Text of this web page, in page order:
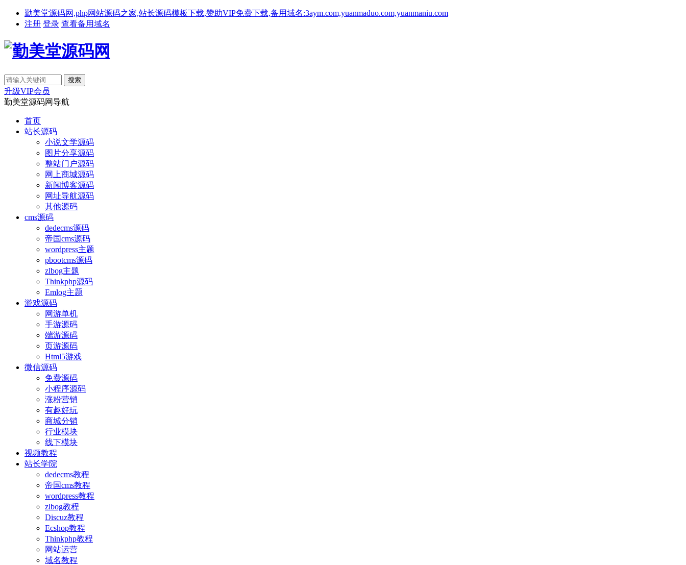
勤美堂源码网,php网站源码之家,站长源码模板下载,赞助VIP免费下载,备用域名:3aym.com,yuanmaduo.com,yuanmaniu.com
注册 登录 查看备用域名
升级VIP会员
勤美堂源码网导航
首页
站长源码
小说文学源码
图片分享源码
整站门户源码
网上商城源码
新闻博客源码
网址导航源码
其他源码
cms源码
dedecms源码
帝国cms源码
wordpress主题
pbootcms源码
zlbog主题
Thinkphp源码
Emlog主题
游戏源码
网游单机
手游源码
端游源码
页游源码
Html5游戏
微信源码
免费源码
小程序源码
涨粉营销
有趣好玩
商城分销
行业模块
线下模块
视频教程
站长学院
dedecms教程
帝国cms教程
wordpress教程
zlbog教程
Discuz教程
Ecshop教程
Thinkphp教程
网站运营
域名教程